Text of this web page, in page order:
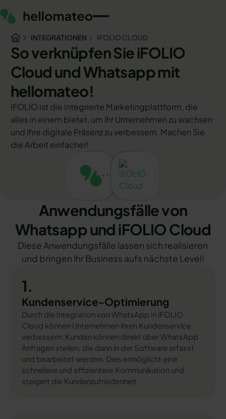
INTEGRATIONEN IFOLIO CLOUD
So verknüpfen Sie iFOLIO
Cloud und Whatsapp mit
hellomateo!
iFOLIO ist die integrierte Marketingplattform, die
alles in einem bietet, um Ihr Unternehmen zu wachsen
und Ihre digitale Präsenz zu verbessern. Machen Sie
die Arbeit einfacher!
Anwendungsfälle von
Whatsapp und iFOLIO Cloud
Diese Anwendungsfälle lassen sich realisieren
und bringen Ihr Business aufs nächste Level!
1.
Kundenservice-Optimierung
Durch die Integration von WhatsApp in iFOLIO
Cloud können Unternehmen ihren Kundenservice
verbessern. Kunden können direkt über WhatsApp
Anfragen stellen, die dann in der Software erfasst
und bearbeitet werden. Dies ermöglicht eine
schnellere und effizientere Kommunikation und
steigert die Kundenzufriedenheit.